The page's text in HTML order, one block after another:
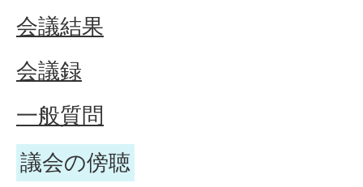
会議結果
会議録
一般質問
議会の傍聴